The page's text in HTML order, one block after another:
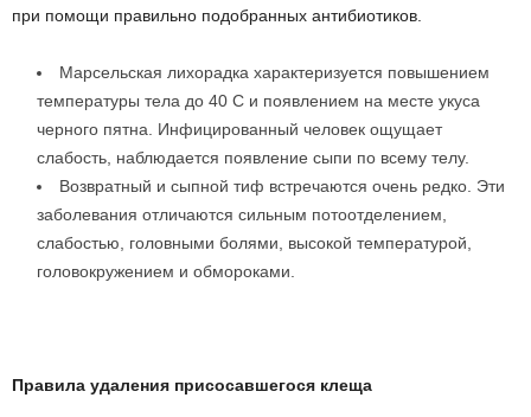
при помощи правильно подобранных антибиотиков.
Марсельская лихорадка характеризуется повышением
температуры тела до 40 С и появлением на месте укуса
черного пятна. Инфицированный человек ощущает
слабость, наблюдается появление сыпи по всему телу.
Возвратный и сыпной тиф встречаются очень редко. Эти
заболевания отличаются сильным потоотделением,
слабостью, головными болями, высокой температурой,
головокружением и обмороками.
Правила удаления присосавшегося клеща